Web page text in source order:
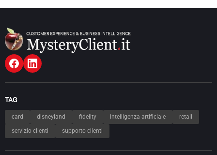
TAG
card disneyland fidelity intelligenza artificiale retail
servizio clienti supporto clienti